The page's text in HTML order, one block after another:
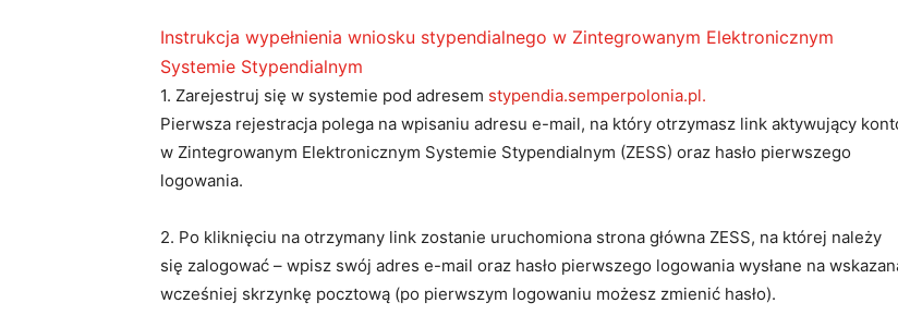
Instrukcja wypełnienia wniosku stypendialnego w Zintegrowanym Elektronicznym
Systemie Stypendialnym
1. Zarejestruj się w systemie pod adresem stypendia.semperpolonia.pl.
Pierwsza rejestracja polega na wpisaniu adresu e-mail, na który otrzymasz link aktywujący
w Zintegrowanym Elektronicznym Systemie Stypendialnym (ZESS) oraz hasło pierwszego
logowania.
2. Po kliknięciu na otrzymany link zostanie uruchomiona strona główna ZESS, na której należy
się zalogować – wpisz swój adres e-mail oraz hasło pierwszego logowania wysłane na
wcześniej skrzynkę pocztową (po pierwszym logowaniu możesz zmienić hasło).